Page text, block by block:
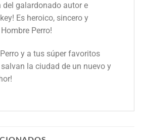
del galardonado autor e
Es heroico, sincero y
Perro!
y a tus súper favoritos
la ciudad de un nuevo y